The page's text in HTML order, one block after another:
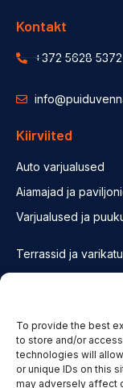
To provide the best
to store and/or
technologies will
or unique IDs on this
may adversely affect
Kontakt
+372 5628 5372
Kiirviited
Auto varjualused
Aiamajad ja
Varjualused ja
Terrassid ja
Olulised lingid
Privatsuspoliitika